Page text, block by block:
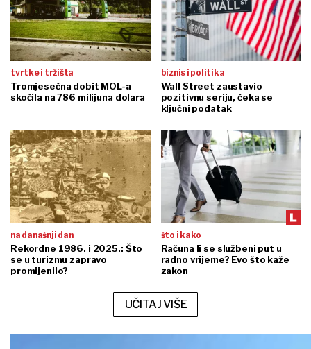
tvrtke i tržišta
Tromjesečna dobit MOL-a
skočila na 786 milijuna dolara
biznis i politika
Wall Street zaustavio
pozitivnu seriju, čeka se
ključni podatak
na današnji dan
Rekordne 1986. i 2025.: Što
se u turizmu zapravo
promijenilo?
što i kako
Računa li se službeni put u
radno vrijeme? Evo što kaže
zakon
UČITAJ VIŠE